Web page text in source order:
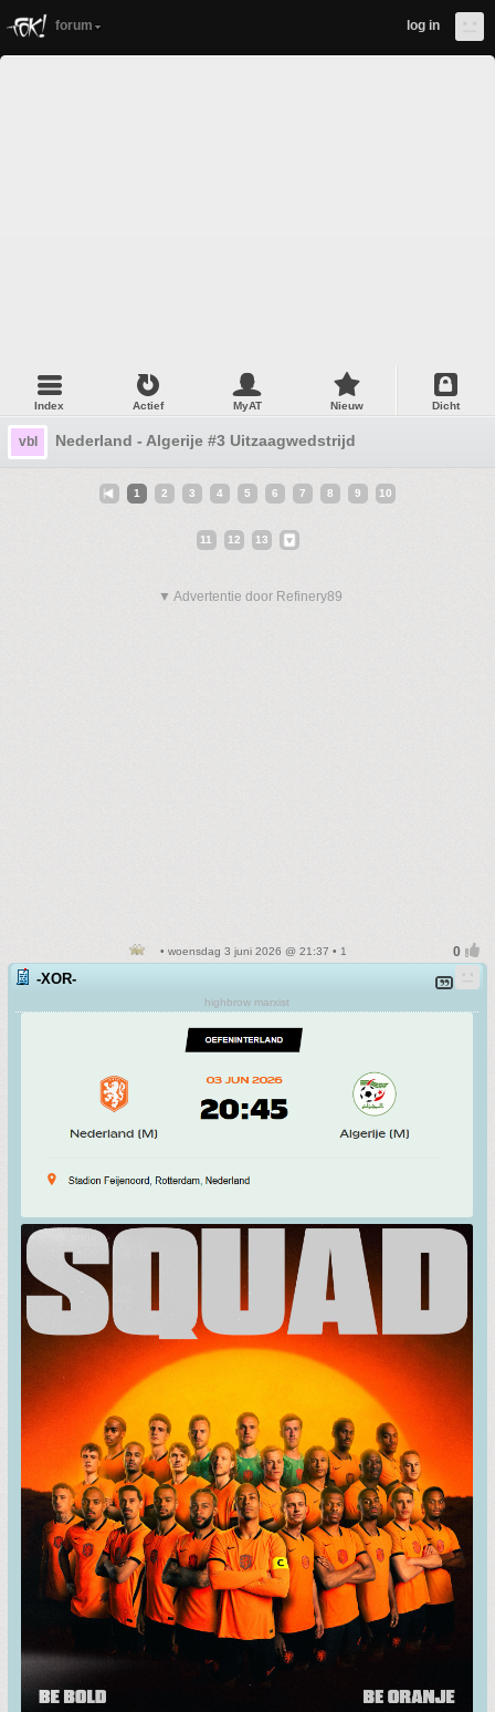
forum log in
Index Actief MyAT Nieuw Dicht
vbl Nederland - Algerije #3 Uitzaagwedstrijd
1 2 3 4 5 6 7 8 9 10
11 12 13
▼ Advertentie door Refinery89
• woensdag 3 juni 2026 @ 21:37 • 1
-XOR-
highbrow marxist